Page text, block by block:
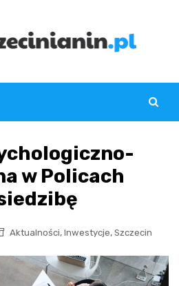
w Policach
Aktualności, Inwestycje, Szczecin